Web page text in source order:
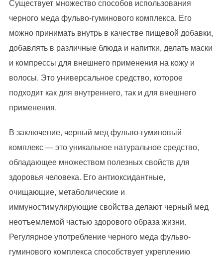
Существует множество способов использования
черного меда фульво-гуминового комплекса. Его
можно принимать внутрь в качестве пищевой добавки,
добавлять в различные блюда и напитки, делать маски
и компрессы для внешнего применения на кожу и
волосы. Это универсальное средство, которое
подходит как для внутреннего, так и для внешнего
применения.
В заключение, черный мед фульво-гуминовый
комплекс — это уникальное натуральное средство,
обладающее множеством полезных свойств для
здоровья человека. Его антиоксидантные,
очищающие, метаболические и
иммуностимулирующие свойства делают черный мед
неотъемлемой частью здорового образа жизни.
Регулярное употребление черного меда фульво-
гуминового комплекса способствует укреплению